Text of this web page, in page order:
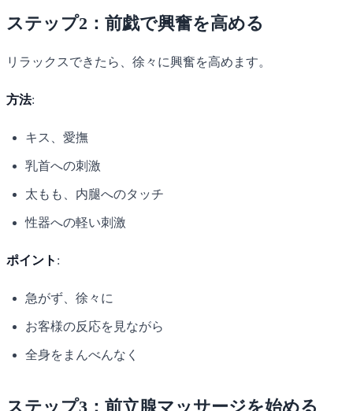
ステップ2：前戯で興奮を高める
リラックスできたら、徐々に興奮を高めます。
方法:
キス、愛撫
乳首への刺激
太もも、内腿へのタッチ
性器への軽い刺激
ポイント :
急がず、徐々に
お客様の反応を見ながら
全身をまんべんなく
ステップ3：前立腺マッサージを始める